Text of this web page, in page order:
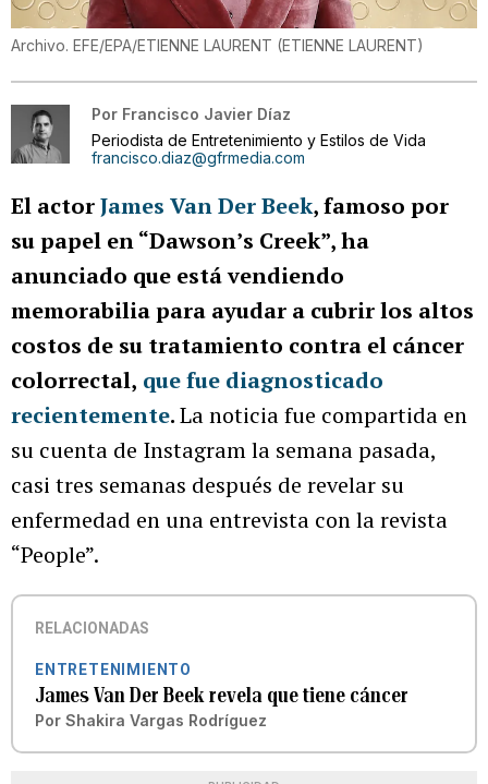
Archivo. EFE/EPA/ETIENNE LAURENT (ETIENNE LAURENT)
Por Francisco Javier Díaz
Periodista de Entretenimiento y Estilos de Vida
francisco.diaz@gfrmedia.com
El actorJames Van Der Beek, famoso por
su papel en “Dawson’s Creek”, ha
anunciado que está vendiendo
memorabilia para ayudar a cubrir los altos
costos de su tratamiento contra el cáncer
colorrectal, que fue diagnosticado
recientemente.La noticia fue compartida en
su cuenta de Instagram la semana pasada,
casi tres semanas después de revelar su
enfermedad en una entrevista con la revista
“People”.
RELACIONADAS
ENTRETENIMIENTO
James Van Der Beek revela que tiene cáncer
Por Shakira Vargas Rodríguez